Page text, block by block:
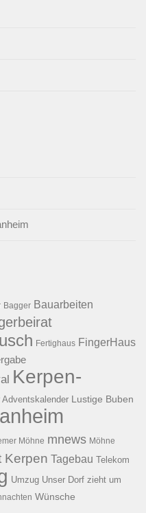
Bagger Bauarbeiten
Fertighaus FingerHaus
Kerpen-
Adventskalender Lustige Buben
Möhne mnews Möhne
Kerpen Tagebau Telekom
Umzug Unser Dorf zieht um
Wünsche